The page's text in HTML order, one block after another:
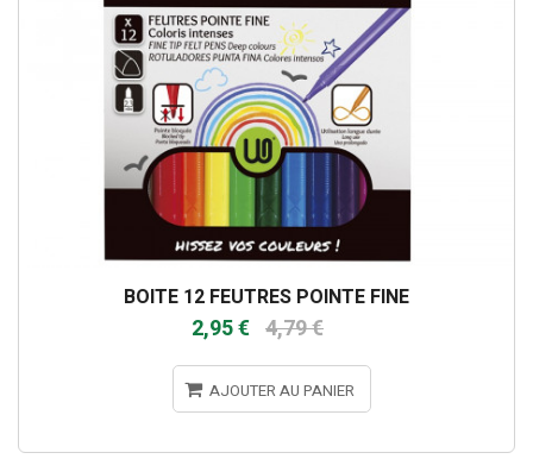
BOITE 12 FEUTRES POINTE FINE
2,95 € 4,79 €
AJOUTER AU PANIER